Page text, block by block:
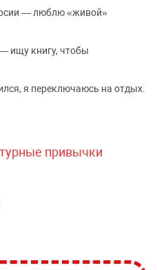
— люблю «живой»
ищу книгу, чтобы
я переключаюсь на отдых.
привычки